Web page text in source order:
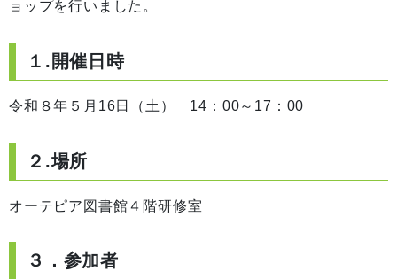
ョップを行いました。
１.開催日時
令和８年５月16日（土） 14：00～17：00
２.場所
オーテピア図書館４階研修室
３．参加者